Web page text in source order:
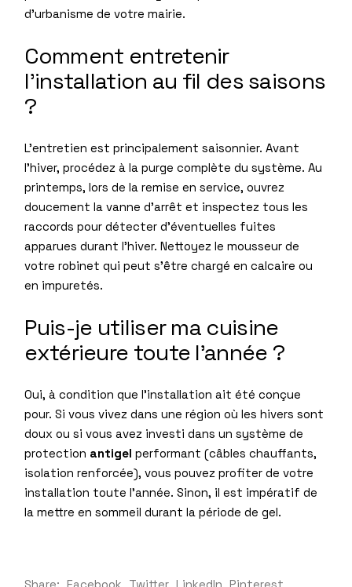
d’urbanisme de votre mairie.
Comment entretenir
l’installation au fil des saisons
?
L’entretien est principalement saisonnier. Avant
l’hiver, procédez à la purge complète du système. Au
printemps, lors de la remise en service, ouvrez
doucement la vanne d’arrêt et inspectez tous les
raccords pour détecter d’éventuelles fuites
apparues durant l’hiver. Nettoyez le mousseur de
votre robinet qui peut s’être chargé en calcaire ou
en impuretés.
Puis-je utiliser ma cuisine
extérieure toute l’année ?
Oui, à condition que l’installation ait été conçue
pour. Si vous vivez dans une région où les hivers sont
doux ou si vous avez investi dans un système de
protection antigel performant (câbles chauffants,
isolation renforcée), vous pouvez profiter de votre
installation toute l’année. Sinon, il est impératif de
la mettre en sommeil durant la période de gel.